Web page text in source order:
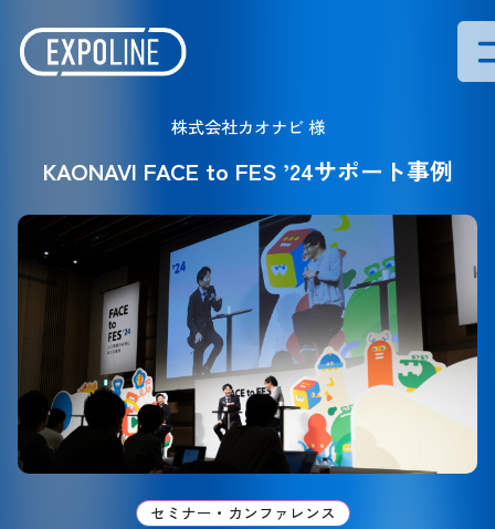
株式会社カオナビ 様
KAONAVI FACE to FES ’24サポート事例
セミナー・カンファレンス